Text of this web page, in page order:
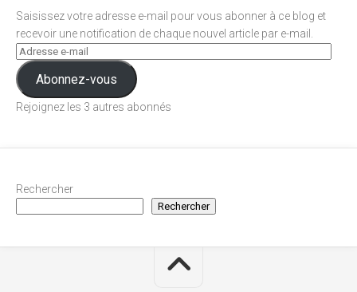
Saisissez votre adresse e-mail pour vous abonner à ce blog et
recevoir une notification de chaque nouvel article par e-mail.
Abonnez-vous
Rejoignez les 3 autres abonnés
Rechercher
Rechercher